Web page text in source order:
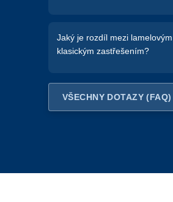
Jaký je rozdíl mezi
klasickým zastřešením?
VŠECHNY DOTAZY (FAQ)